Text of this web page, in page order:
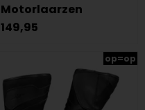
Motorlaarzen
149,95
op=op